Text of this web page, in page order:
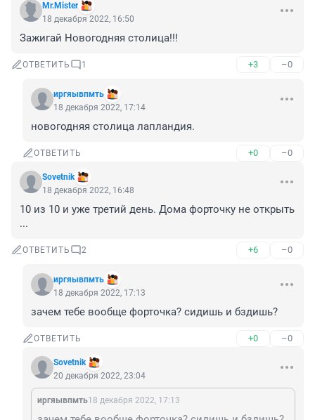
Mr.Mister
18 декабря 2022, 16:50
Зажигай Новогодняя столица!!!
ОТВЕТИТЬ 1 +3 –0
иргяывпмть
18 декабря 2022, 17:14
новогодняя столица лапландия.
ОТВЕТИТЬ +0 –0
Sovetnik
18 декабря 2022, 16:48
10 из 10 и уже третий день. Дома форточку не открыть
...
ОТВЕТИТЬ 2 +6 –0
иргяывпмть
18 декабря 2022, 17:13
зачем тебе вообще форточка? сидишь и бздишь?
ОТВЕТИТЬ +0 –0
Sovetnik
20 декабря 2022, 23:04
иргяывпмть18 декабря 2022, 17:13